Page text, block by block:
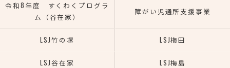
令和8年度 すくわくプログラ
ム（谷在家）
障がい児通所支援事業
LSJ竹の塚 LSJ梅田
LSJ谷在家 LSJ梅島